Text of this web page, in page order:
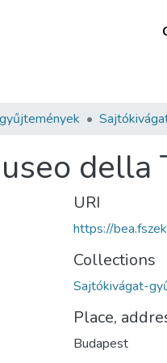
della
URI
https://
Collections
Sajtókivágat-
Place,
Budapest